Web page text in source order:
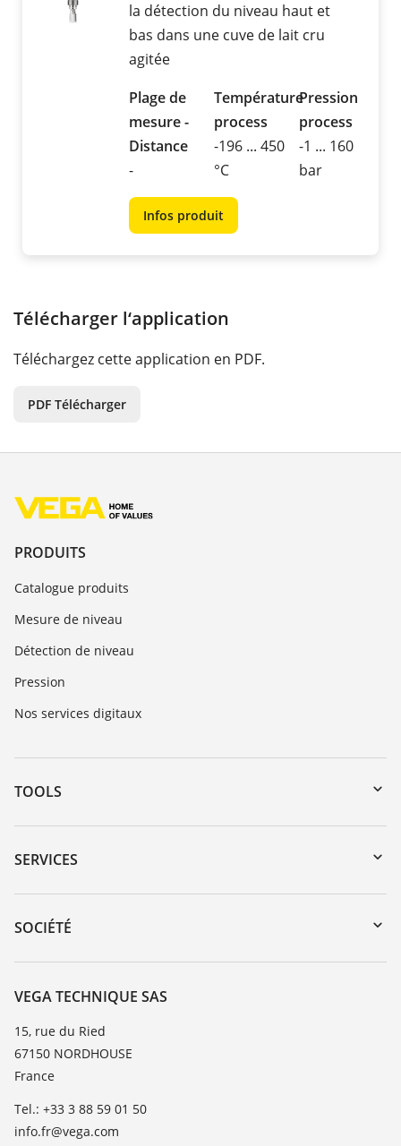
la détection du niveau haut et
bas dans une cuve de lait cru
agitée
Plage de
mesure -
Distance
-
Température
process
-196 ... 450
°C
Pression
process
-1 ... 160
bar
Infos produit
Télécharger l‘application
Téléchargez cette application en PDF.
PDF Télécharger
PRODUITS
Catalogue produits
Mesure de niveau
Détection de niveau
Pression
Nos services digitaux
TOOLS
Téléchargements
Recherche par numéro de série
DTM Collection/PACTware
SERVICES
Retour d'appareil
Formations
TeamViewer
SOCIÉTÉ
Carrière
À propos de VEGA
Contact
News
Presse
Blog
VEGA TECHNIQUE SAS
15, rue du Ried
67150 NORDHOUSE
France
Tel.: +33 3 88 59 01 50
info.fr@vega.com